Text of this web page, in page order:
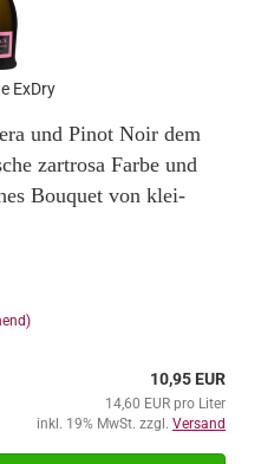
ExDry
und Pinot Noir dem
zart­ro­sa Farbe und
Bou­quet von klei­
10,95 EUR
14,60 EUR pro Liter
inkl. 19% MwSt. zzgl. Versand